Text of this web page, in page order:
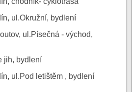
ul.Okružní, bydlení
ul.Písečná - východ,
jih, bydlení
ul.Pod letištěm , bydlení